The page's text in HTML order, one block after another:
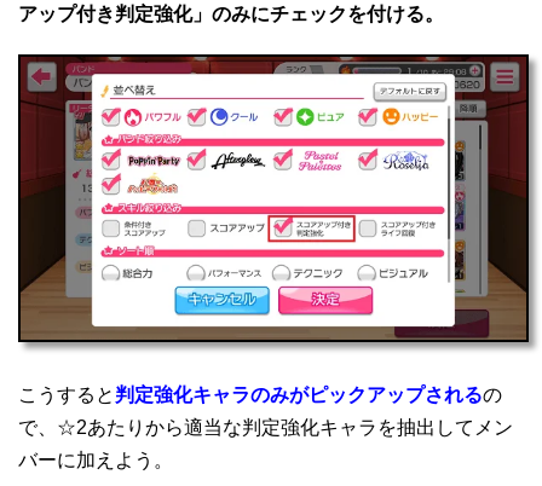
アップ付き判定強化」のみにチェックを付ける。
こうすると 判定強化キャラのみがピックアップされるの
で、☆2あたりから適当な判定強化キャラを抽出してメン
バーに加えよう。